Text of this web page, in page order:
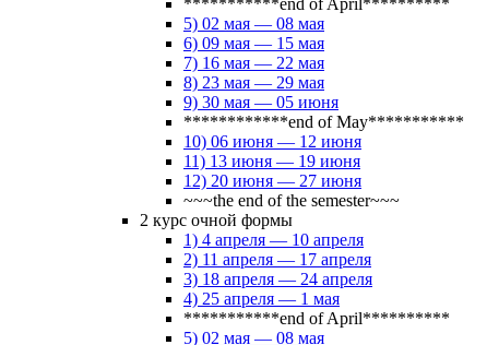
***********end of April**********
5) 02 мая — 08 мая
6) 09 мая — 15 мая
7) 16 мая — 22 мая
8) 23 мая — 29 мая
9) 30 мая — 05 июня
************end of May***********
10) 06 июня — 12 июня
11) 13 июня — 19 июня
12) 20 июня — 27 июня
~~~the end of the semester~~~
2 курс очной формы
1) 4 апреля — 10 апреля
2) 11 апреля — 17 апреля
3) 18 апреля — 24 апреля
4) 25 апреля — 1 мая
***********end of April**********
5) 02 мая — 08 мая